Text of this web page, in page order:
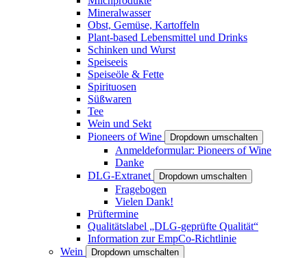
Mineralwasser
Obst, Gemüse, Kartoffeln
Plant-based Lebensmittel und Drinks
Schinken und Wurst
Speiseeis
Speiseöle & Fette
Spirituosen
Süßwaren
Tee
Wein und Sekt
Pioneers of Wine
Dropdown umschalten
Anmeldeformular: Pioneers of Wine
Danke
DLG-Extranet
Dropdown umschalten
Fragebogen
Vielen Dank!
Prüftermine
Qualitätslabel „DLG-geprüfte Qualität“
Information zur EmpCo-Richtlinie
Wein
Dropdown umschalten